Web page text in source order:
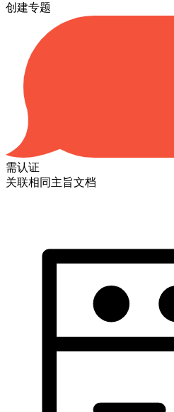
创建专题
需认证
关联相同主旨文档